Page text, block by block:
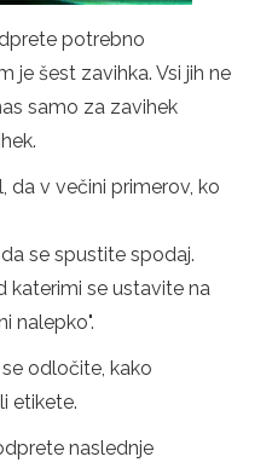
potrebno
je šest zavihka. Vsi jih ne
samo za zavihek
da v večini primerov, ko
se spustite spodaj.
katerimi se ustavite na
nalepko".
odločite, kako
etikete.
naslednje